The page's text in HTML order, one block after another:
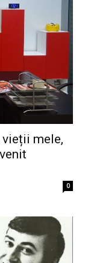
vieții mele,
0